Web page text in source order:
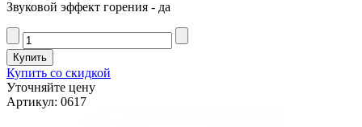
Звуковой эффект горения - да
Купить со скидкой
Уточняйте цену
Артикул: 0617